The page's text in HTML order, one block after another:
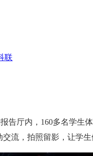
联
告厅内，160多名学
流，拍照留影，让学